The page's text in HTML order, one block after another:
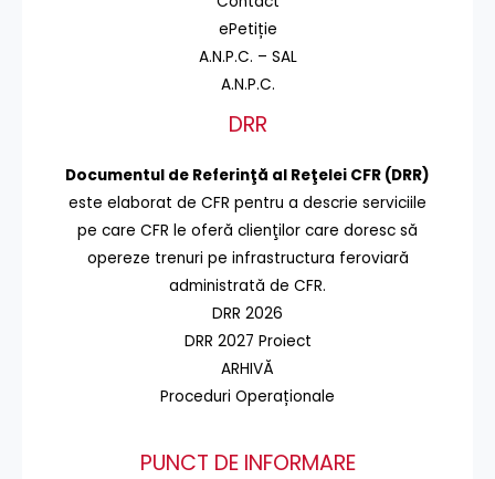
ePetiție
A.N.P.C. – SAL
A.N.P.C.
DRR
Documentul de Referinţă al Reţelei CFR (DRR)
este elaborat de CFR pentru a descrie serviciile
pe care CFR le oferă clienţilor care doresc să
opereze trenuri pe infrastructura feroviară
administrată de CFR.
DRR 2026
DRR 2027 Proiect
ARHIVĂ
Proceduri Operaționale
PUNCT DE INFORMARE